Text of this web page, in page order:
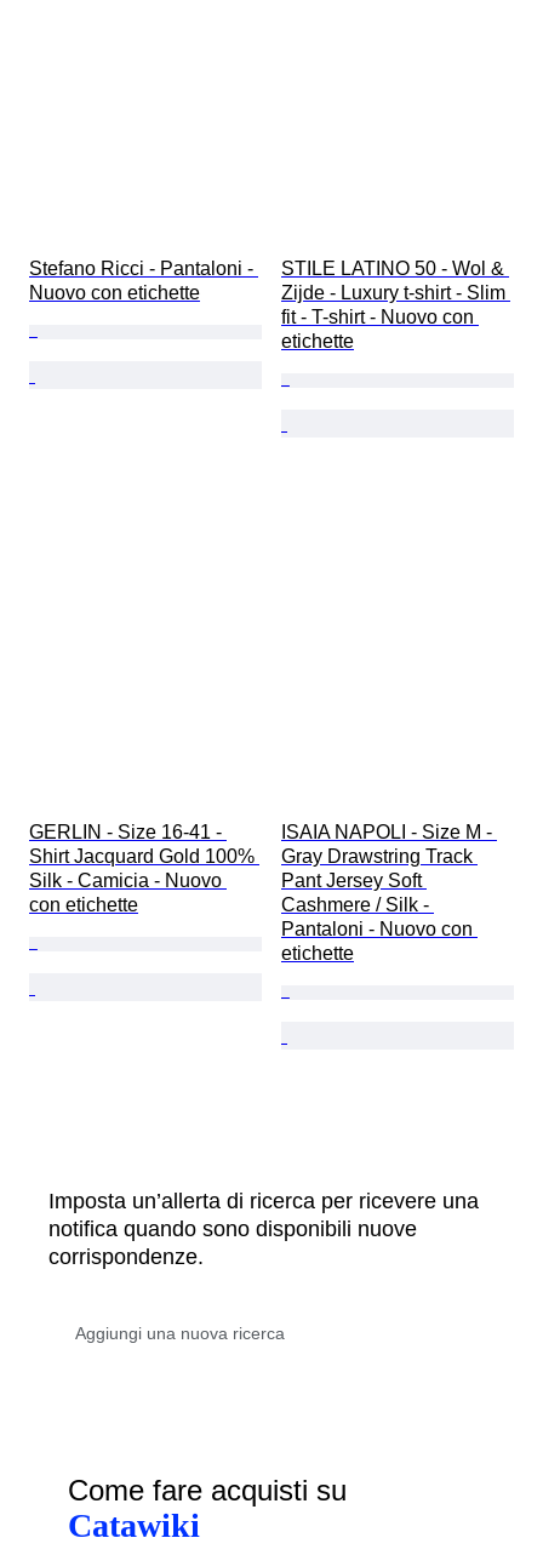
Stefano Ricci - Pantaloni -
Nuovo con etichette
STILE LATINO 50 - Wol &
Zijde - Luxury t-shirt - Slim
fit - T-shirt - Nuovo con
etichette
GERLIN - Size 16-41 -
Shirt Jacquard Gold 100%
Silk - Camicia - Nuovo
con etichette
ISAIA NAPOLI - Size M -
Gray Drawstring Track
Pant Jersey Soft
Cashmere / Silk -
Pantaloni - Nuovo con
etichette
Imposta un’allerta di ricerca per ricevere una
notifica quando sono disponibili nuove
corrispondenze.
Come fare acquisti su
Catawiki